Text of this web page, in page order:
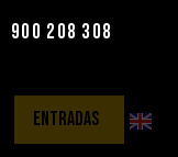
contenido
900 208 308
entradas